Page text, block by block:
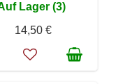
Lager (3)
14,50 €